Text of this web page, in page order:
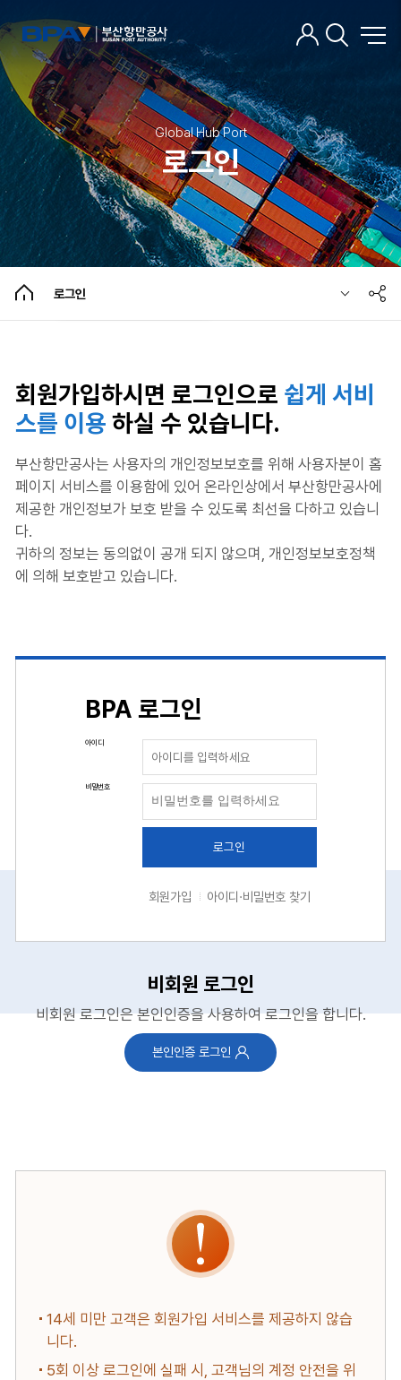
Global Hub Port
로그인
로그인
로그인
회원가입
아이디/비밀번호 찾기
비회원 로그인
회원가입하시면 로그인으로 쉽게 서비
스를 이용 하실 수 있습니다.
부산항만공사는 사용자의 개인정보보호를 위해 사용자분이 홈
페이지 서비스를 이용함에 있어 온라인상에서 부산항만공사에
제공한 개인정보가 보호 받을 수 있도록 최선을 다하고 있습니
다.
귀하의 정보는 동의없이 공개 되지 않으며, 개인정보보호정책
에 의해 보호받고 있습니다.
BPA 로그인
아이디
비밀번호
로그인
회원가입 아이디·비밀번호 찾기
비회원 로그인
비회원 로그인은 본인인증을 사용하여 로그인을 합니다.
본인인증 로그인
14세 미만 고객은 회원가입 서비스를 제공하지 않습
니다.
5회 이상 로그인에 실패 시, 고객님의 계정 안전을 위